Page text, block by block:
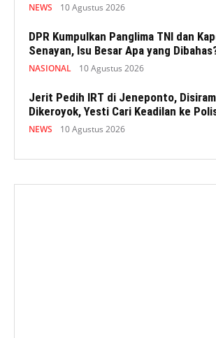
NEWS 10 Agustus 2026
DPR Kumpulkan Panglima TNI dan
Senayan, Isu Besar Apa yang
NASIONAL 10 Agustus 2026
Jerit Pedih IRT di Jeneponto,
Dikeroyok, Yesti Cari Keadilan ke
NEWS 10 Agustus 2026